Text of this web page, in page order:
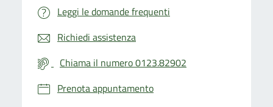
Leggi le domande frequenti
Richiedi assistenza
Chiama il numero 0123.82902
Prenota appuntamento